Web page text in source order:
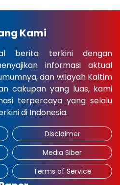
Kami
berita terkini dengan
informasi aktual
dan wilayah Kaltim
cakupan yang luas, kami
terpercaya yang selalu
di Indonesia.
Disclaimer
Media Siber
Terms of Service